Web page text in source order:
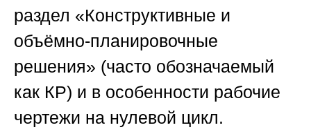
раздел «Конструктивные и
объёмно-планировочные
решения» (часто обозначаемый
как КР) и в особенности рабочие
чертежи на нулевой цикл.